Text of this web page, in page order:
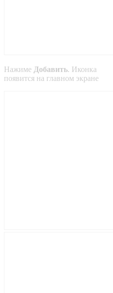
Нажиме Добавить. Иконка
появится на главном экране